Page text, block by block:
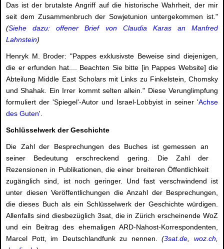
Das ist der brutalste Angriff auf die historische Wahrheit, der mir
seit dem Zusammenbruch der Sowjetunion untergekommen ist."
(Siehe dazu: offener Brief von Claudia Karas an Manfred
Lahnstein)
Henryk M. Broder: "Pappes exklusivste Beweise sind diejenigen,
die er erfunden hat.... Beachten Sie bitte [in Pappes Website] die
Abteilung Middle East Scholars mit Links zu Finkelstein, Chomsky
und Shahak. Ein Irrer kommt selten allein." Diese Verunglimpfung
formuliert der 'Spiegel'-Autor und Israel-Lobbyist in seiner 'Achse
des Guten'.
Schlüsselwerk der Geschichte
Die Zahl der Besprechungen des Buches ist gemessen an
seiner Bedeutung erschreckend gering. Die Zahl der
Rezensionen in Publikationen, die einer breiteren Öffentlichkeit
zugänglich sind, ist noch geringer. Und fast verschwindend ist
unter diesen Veröffentlichungen die Anzahl der Besprechungen,
die dieses Buch als ein Schlüsselwerk der Geschichte würdigen.
Allenfalls sind diesbezüglich 3sat, die in Zürich erscheinende WoZ
und ein Beitrag des ehemaligen ARD-Nahost-Korrespondenten,
Marcel Pott, im Deutschlandfunk zu nennen.(3sat.de ,woz.ch